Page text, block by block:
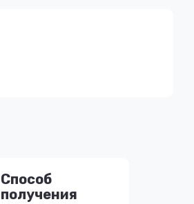
Способ
получения